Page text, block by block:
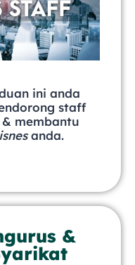
ini anda
staff
membantu
anda.
&